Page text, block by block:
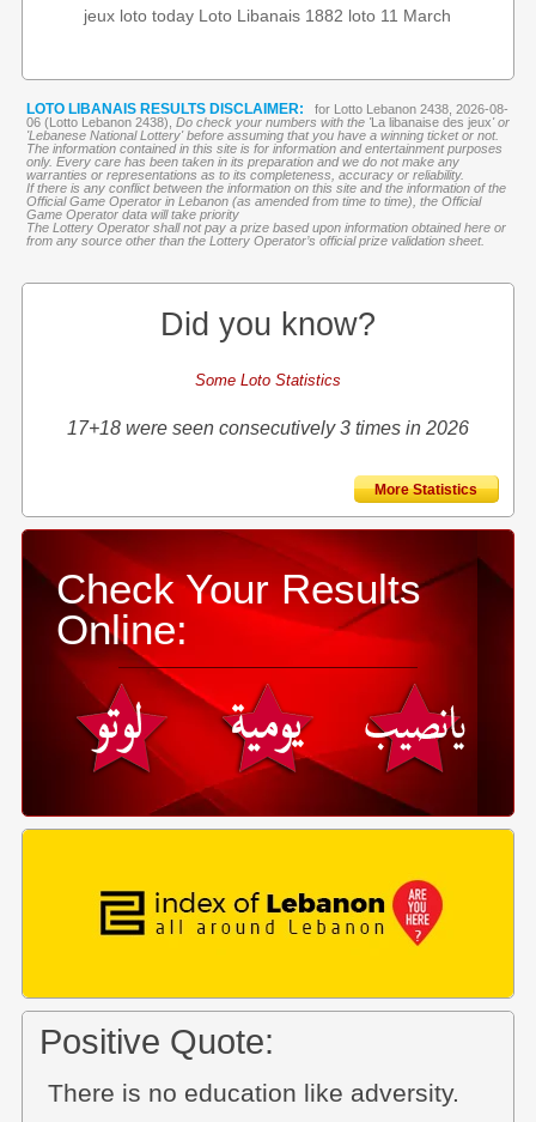
jeux loto today Loto Libanais 1882 loto 11 March
LOTO LIBANAIS RESULTS DISCLAIMER:
for Lotto Lebanon 2438, 2026-08-
06 (Lotto Lebanon 2438), Do check your numbers with the 'La libanaise des jeux' or
'Lebanese National Lottery' before assuming that you have a winning ticket or not.
The information contained in this site is for information and entertainment purposes
only. Every care has been taken in its preparation and we do not make any
warranties or representations as to its completeness, accuracy or reliability.
If there is any conflict between the information on this site and the information of the
Official Game Operator in Lebanon (as amended from time to time), the Official
Game Operator data will take priority
The Lottery Operator shall not pay a prize based upon information obtained here or
from any source other than the Lottery Operator’s official prize validation sheet.
Did you know?
Some Loto Statistics
17+18 were seen consecutively 3 times in 2026
More Statistics
Check Your Results
Online:
Positive Quote:
There is no education like adversity.